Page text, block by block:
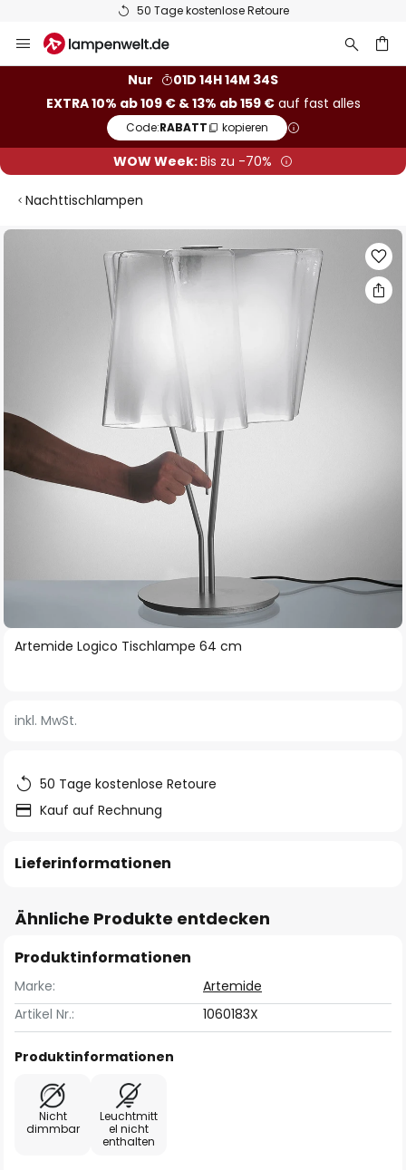
50 Tage kostenlose Retoure
Inhalt
Nur
01D 14H 14M 33S
EXTRA 10% ab 109 € & 13% ab 159 €auf fast alles
Code:RABATT kopieren
WOW Week:Bis zu -70%
Nachttischlampen
Zum
Zum
springen
Artemide Logico Tischlampe 64 cm
inkl. MwSt.
50 Tage kostenlose Retoure
Kauf auf Rechnung
Lieferinformationen
Ähnliche Produkte entdecken
Produktinformationen
Marke:
Artemide
Artikel Nr.:
1060183X
Produktinformationen
Nicht
dimmbar
Leuchtmitt
el nicht
enthalten